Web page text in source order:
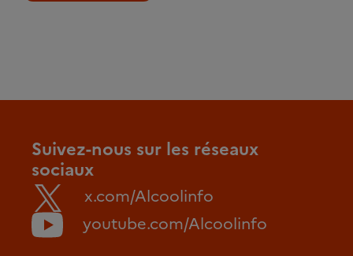
Suivez-nous sur les réseaux
sociaux
x.com/Alcoolinfo
youtube.com/Alcoolinfo